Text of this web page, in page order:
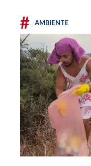
# AMBIENTE